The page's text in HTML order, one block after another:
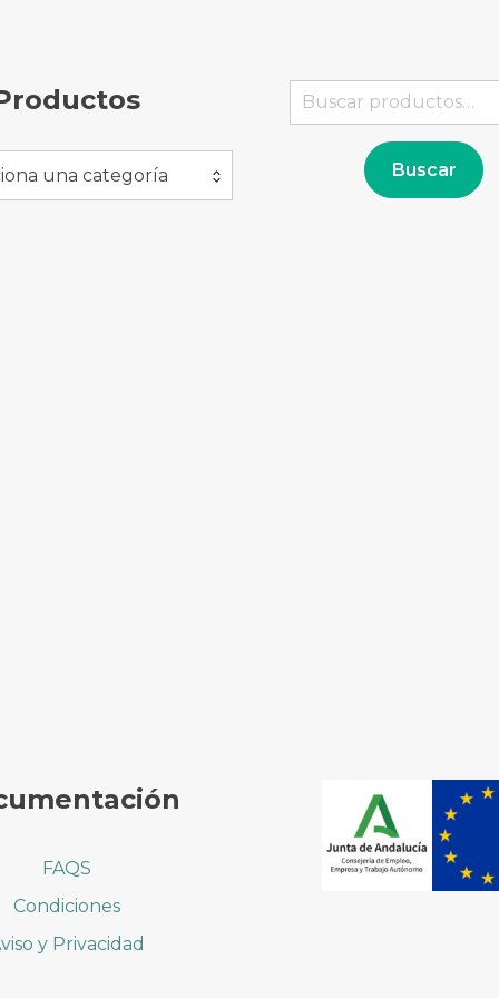
una categoría
Buscar
por:
Buscar
FAQS
Condiciones
y Privacidad